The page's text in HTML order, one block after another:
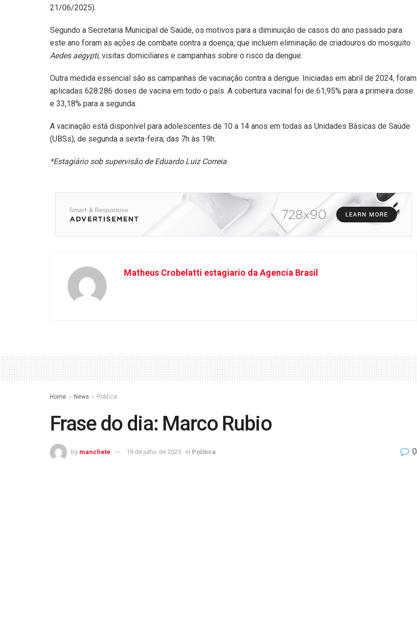
21/06/2025).
Segundo a Secretaria Municipal de Saúde, os motivos para a diminuição de casos do ano passado para
este ano foram as ações de combate contra a doença, que incluem eliminação de criadouros do mosquito
Aedes aegypti, visitas domiciliares e campanhas sobre o risco da dengue.
Outra medida essencial são as campanhas de vacinação contra a dengue. Iniciadas em abril de 2024, foram
aplicadas 628.286 doses de vacina em todo o país. A cobertura vacinal foi de 61,95% para a primeira dose
e 33,18% para a segunda.
A vacinação está disponível para adolescentes de 10 a 14 anos em todas as Unidades Básicas de Saúde
(UBSs), de segunda a sexta-feira, das 7h às 19h.
*Estagiário sob supervisão de Eduardo Luiz Correia
Matheus Crobelatti estagiario da Agencia Brasil
Home News Politica
Frase do dia: Marco Rubio
by manchete 19 de julho de 2025 in Politica 0